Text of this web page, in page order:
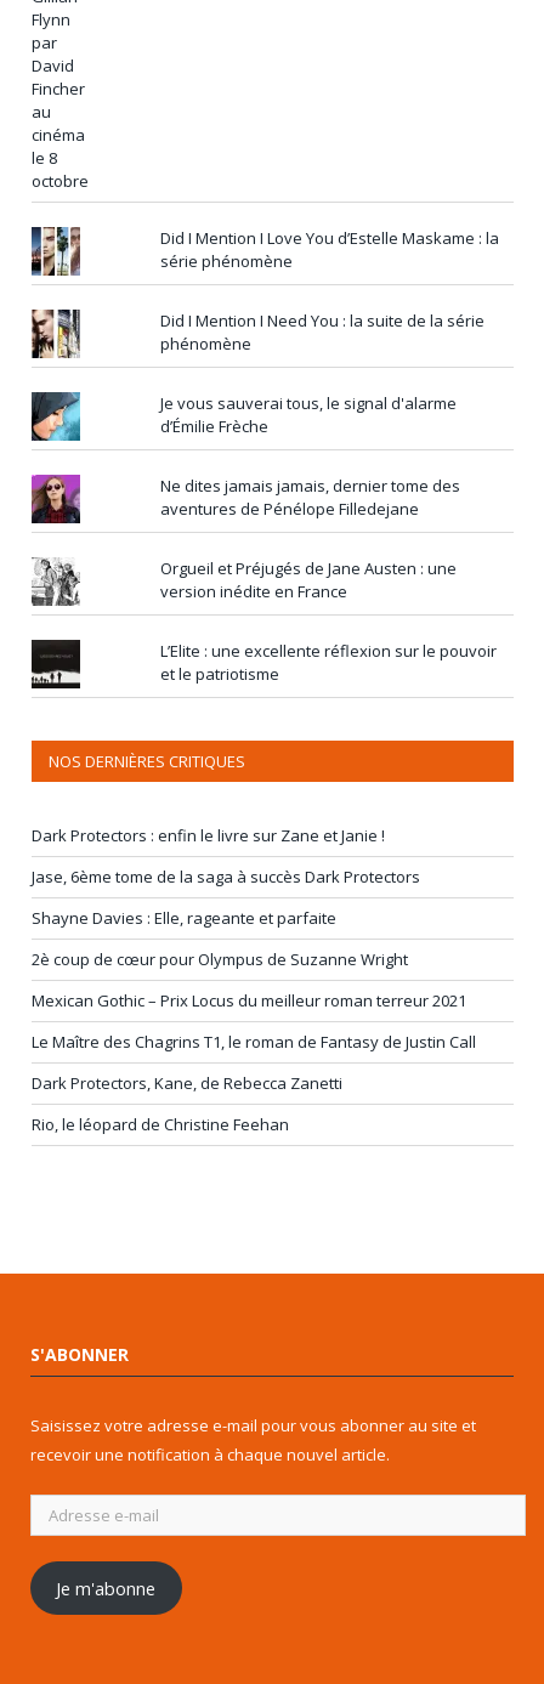
Did I Mention I Love You d’Estelle Maskame : la
série phénomène
Did I Mention I Need You : la suite de la série
phénomène
Je vous sauverai tous, le signal d'alarme
d’Émilie Frèche
Ne dites jamais jamais, dernier tome des
aventures de Pénélope Filledejane
Orgueil et Préjugés de Jane Austen : une
version inédite en France
L’Elite : une excellente réflexion sur le pouvoir
et le patriotisme
NOS DERNIÈRES CRITIQUES
Dark Protectors : enfin le livre sur Zane et Janie !
Jase, 6ème tome de la saga à succès Dark Protectors
Shayne Davies : Elle, rageante et parfaite
2è coup de cœur pour Olympus de Suzanne Wright
Mexican Gothic – Prix Locus du meilleur roman terreur 2021
Le Maître des Chagrins T1, le roman de Fantasy de Justin Call
Dark Protectors, Kane, de Rebecca Zanetti
Rio, le léopard de Christine Feehan
S'ABONNER
Saisissez votre adresse e-mail pour vous abonner au site et
recevoir une notification à chaque nouvel article.
Adresse
e-
mail
Je m'abonne